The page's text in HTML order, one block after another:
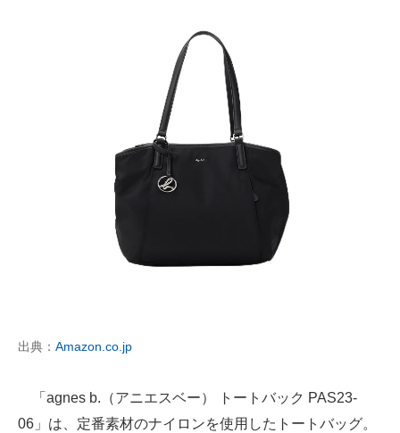
出典： Amazon.co.jp
「agnes b.（アニエスベー） トートバック PAS23-
06」は、定番素材のナイロンを使用したトートバッグ。